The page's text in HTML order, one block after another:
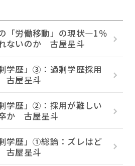
「労働移動」の現状―1％
ないのか 古屋星斗
学歴」③：過剰学歴採用
古屋星斗
学歴」②：採用が難しい
か 古屋星斗
学歴」①総論：ズレはど
古屋星斗